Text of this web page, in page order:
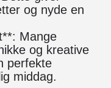
og nyde en
Mange
og kreative
perfekte
middag.